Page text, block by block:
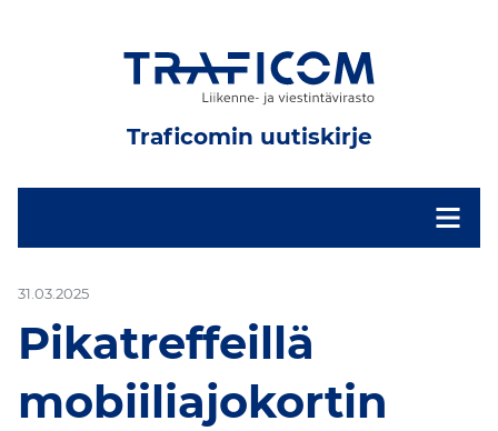
Traficomin uutiskirje
31.03.2025
Pikatreffeillä
mobiiliajokortin